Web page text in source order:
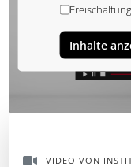
Inhalte
VIDEO VON